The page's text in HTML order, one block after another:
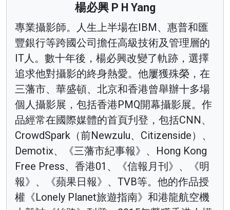
楊必興 P H Yang
專業攝影師。人生上半場在IBM、惠普和匯
豐銀行等跨國公司擔任高級技術及管理層的
IT人。數十年後，楊必興改變了軌跡，選擇
追求他對攝影的終身熱愛。他屢獲殊榮，在
三藩市、華盛頓、北京和香港曾舉辦十多場
個人攝影展，包括香港PMQ開幕攝影展。作
品經常在國際媒體的首頁刋登，包括CNN、
CrowdSpark（前Newzulu、Citizenside）、
Demotix、《三藩市紀事報》、Hong Kong
Free Press、香港01、《信報月刊》、《明
報》、《蘋果日報》、TVB等。他的作品授
權《Lonely Planet旅遊指南》和港龍航空機